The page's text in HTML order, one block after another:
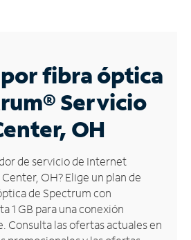
fibra óptica
Servicio
OH
de servicio de Internet
OH? Elige un plan de
de Spectrum con
1 GB para una conexión
Consulta las ofertas actuales en